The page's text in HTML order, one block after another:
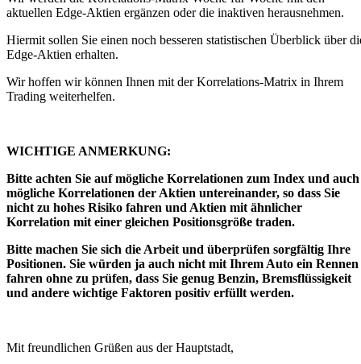
aktuellen Edge-Aktien ergänzen oder die inaktiven herausnehmen.
Hiermit sollen Sie einen noch besseren statistischen Überblick über
Edge-Aktien erhalten.
Wir hoffen wir können Ihnen mit der Korrelations-Matrix in Ihrem
Trading weiterhelfen.
WICHTIGE ANMERKUNG:
Bitte achten Sie auf mögliche Korrelationen zum Index und auch
mögliche Korrelationen der Aktien untereinander, so dass Sie
nicht zu hohes Risiko fahren und Aktien mit ähnlicher
Korrelation mit einer gleichen Positionsgröße traden.
Bitte machen Sie sich die Arbeit und überprüfen sorgfältig Ihre
Positionen. Sie würden ja auch nicht mit Ihrem Auto ein Rennen
fahren ohne zu prüfen, dass Sie genug Benzin, Bremsflüssigkeit
und andere wichtige Faktoren positiv erfüllt werden.
Mit freundlichen Grüßen aus der Hauptstadt,